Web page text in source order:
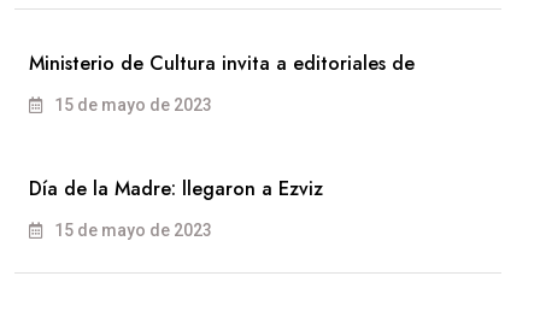
Ministerio de Cultura invita a editoriales de
15 de mayo de 2023
Día de la Madre: llegaron a Ezviz
15 de mayo de 2023